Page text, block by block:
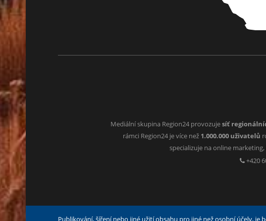
Mediální skupina Region24 provozujesíť
rámci Region24 je více než 1.000.000 uživatelů
specializuje na online marketing,
+420
Publikování, šíření nebo jiné užití obsahu pro jiné než osobní účely, je